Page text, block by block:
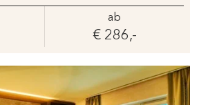
ab
€ 286,-